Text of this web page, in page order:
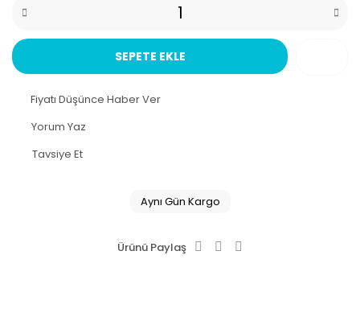
SEPETE EKLE
Fiyatı Düşünce Haber Ver
Yorum Yaz
Tavsiye Et
Aynı Gün Kargo
Ürünü Paylaş